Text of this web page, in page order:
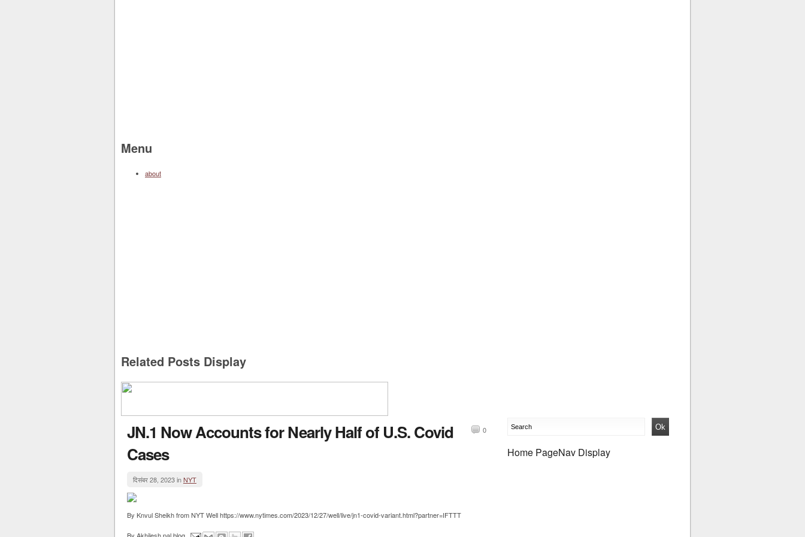
Menu
about
Related Posts Display
JN.1 Now Accounts for Nearly Half of U.S. Covid
Cases
0
दिसंबर 28, 2023 inNYT
By Knvul Sheikh from NYT Well https://www.nytimes.com/2023/12/27/well/live/jn1-covid-variant.html?partner=IFTTT
Home PageNav Display